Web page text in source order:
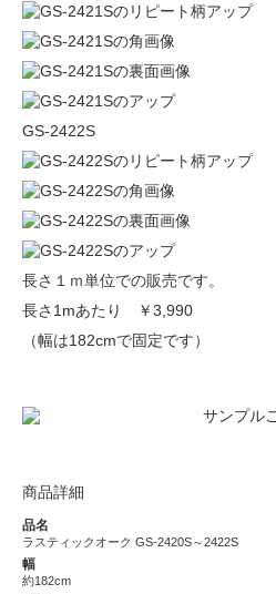
GS-2422S
長さ１ｍ単位での販売です。
長さ1mあたり
￥3,990
（幅は182cmで固定です）
商品詳細
品名
ラスティックオーク GS-2420S～2422S
幅
約182cm